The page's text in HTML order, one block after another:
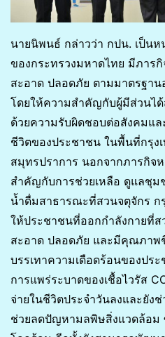
นายนิพนธ์ กล่าวว่า กปน. เป็นห
ของกระทรวงมหาดไทย มีภาร
สะอาด ปลอดภัย ตามมาตรฐา
โดยให้ความสำคัญกับผู้มีส่วนไ
ด้วยความรับผิดชอบต่อสังคมแล
ชีวิตของประชาชน ในพื้นที่กรุง
สมุทรปราการ นอกจากภารกิจ
สำคัญกับการช่วยเหลือ ดูแลชุ
น้ำดื่มสาธารณะที่สวนจตุจักร ก
ให้ประชาชนที่ออกกำลังกายที่
สะอาด ปลอดภัย และมีคุณภาพ
บรรเทาความเดือดร้อนของปร
การแพร่ระบาดของเชื้อไวรัส
จ่ายในชีวิตประจำวันลงและยั
ช่วยลดปัญหามลพิษสิ่งแวดล้อม